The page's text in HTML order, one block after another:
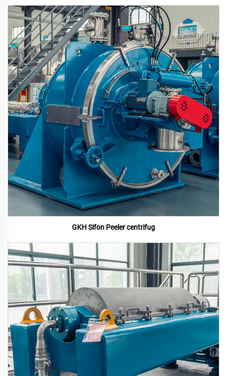
GKH Sifon Peeler centrifug